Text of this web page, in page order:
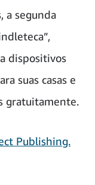
a segunda
dispositivos
suas casas e
gratuitamente.
Publishing.